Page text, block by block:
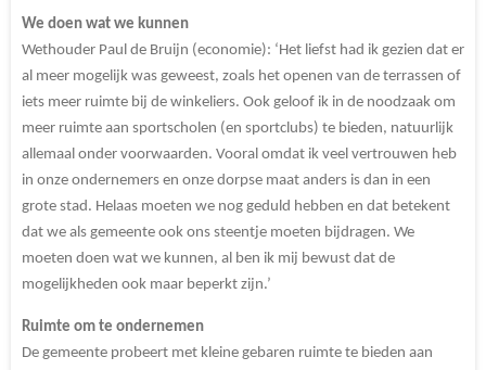
We doen wat we kunnen
Wethouder Paul de Bruijn (economie): ‘Het liefst had ik gezien dat er
al meer mogelijk was geweest, zoals het openen van de terrassen of
iets meer ruimte bij de winkeliers. Ook geloof ik in de noodzaak om
meer ruimte aan sportscholen (en sportclubs) te bieden, natuurlijk
allemaal onder voorwaarden. Vooral omdat ik veel vertrouwen heb
in onze ondernemers en onze dorpse maat anders is dan in een
grote stad. Helaas moeten we nog geduld hebben en dat betekent
dat we als gemeente ook ons steentje moeten bijdragen. We
moeten doen wat we kunnen, al ben ik mij bewust dat de
mogelijkheden ook maar beperkt zijn.’
Ruimte om te ondernemen
De gemeente probeert met kleine gebaren ruimte te bieden aan